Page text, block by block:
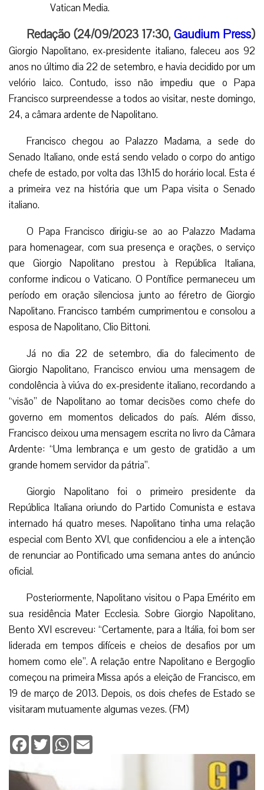
Vatican Media.
Redação (24/09/2023 17:30,Gaudium Press)
Giorgio Napolitano, ex-presidente italiano, faleceu aos 92
anos no último dia 22 de setembro, e havia decidido por um
velório laico. Contudo, isso não impediu que o Papa
Francisco surpreendesse a todos ao visitar, neste domingo,
24, a câmara ardente de Napolitano.
Francisco chegou ao Palazzo Madama, a sede do
Senado Italiano, onde está sendo velado o corpo do antigo
chefe de estado, por volta das 13h15 do horário local. Esta é
a primeira vez na história que um Papa visita o Senado
italiano.
O Papa Francisco dirigiu-se ao ao Palazzo Madama
para homenagear, com sua presença e orações, o serviço
que Giorgio Napolitano prestou à República Italiana,
conforme indicou o Vaticano. O Pontífice permaneceu um
período em oração silenciosa junto ao féretro de Giorgio
Napolitano. Francisco também cumprimentou e consolou a
esposa de Napolitano, Clio Bittoni.
Já no dia 22 de setembro, dia do falecimento de
Giorgio Napolitano, Francisco enviou uma mensagem de
condolência à viúva do ex-presidente italiano, recordando a
“visão” de Napolitano ao tomar decisões como chefe do
governo em momentos delicados do país. Além disso,
Francisco deixou uma mensagem escrita no livro da Câmara
Ardente: “Uma lembrança e um gesto de gratidão a um
grande homem servidor da pátria”.
Giorgio Napolitano foi o primeiro presidente da
República Italiana oriundo do Partido Comunista e estava
internado há quatro meses. Napolitano tinha uma relação
especial com Bento XVI, que confidenciou a ele a intenção
de renunciar ao Pontificado uma semana antes do anúncio
oficial.
Posteriormente, Napolitano visitou o Papa Emérito em
sua residência Mater Ecclesia. Sobre Giorgio Napolitano,
Bento XVI escreveu: “Certamente, para a Itália, foi bom ser
liderada em tempos difíceis e cheios de desafios por um
homem como ele”.A relação entre Napolitano e Bergoglio
começou na primeira Missa após a eleição de Francisco, em
19 de março de 2013. Depois, os dois chefes de Estado se
visitaram mutuamente algumas vezes. (FM)
Facebook
TwitterWhatsApp